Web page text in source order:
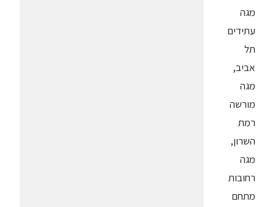
מגה
עתידים
תל
אביב,
מגה
מורשה
רמת
השרון,
מגה
רחובות
מתחם